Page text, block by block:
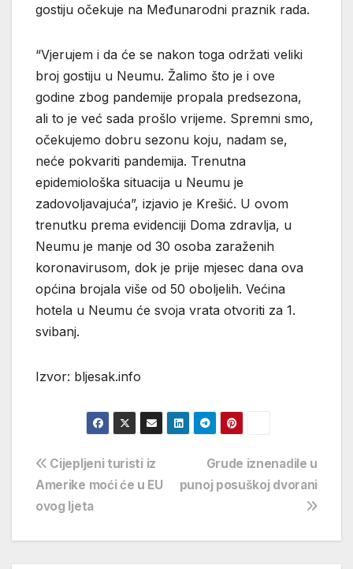
gostiju očekuje na Međunarodni praznik rada.
“Vjerujem i da će se nakon toga održati veliki
broj gostiju u Neumu. Žalimo što je i ove
godine zbog pandemije propala predsezona,
ali to je već sada prošlo vrijeme. Spremni smo,
očekujemo dobru sezonu koju, nadam se,
neće pokvariti pandemija. Trenutna
epidemiološka situacija u Neumu je
zadovoljavajuća”, izjavio je Krešić. U ovom
trenutku prema evidenciji Doma zdravlja, u
Neumu je manje od 30 osoba zaraženih
koronavirusom, dok je prije mjesec dana ova
općina brojala više od 50 oboljelih. Većina
hotela u Neumu će svoja vrata otvoriti za 1.
svibanj.
Izvor: bljesak.info
Navigacija
objava
Grude iznenadile u
punoj posuškoj dvorani
Cijepljeni turisti iz
Amerike moći će u EU
ovog ljeta